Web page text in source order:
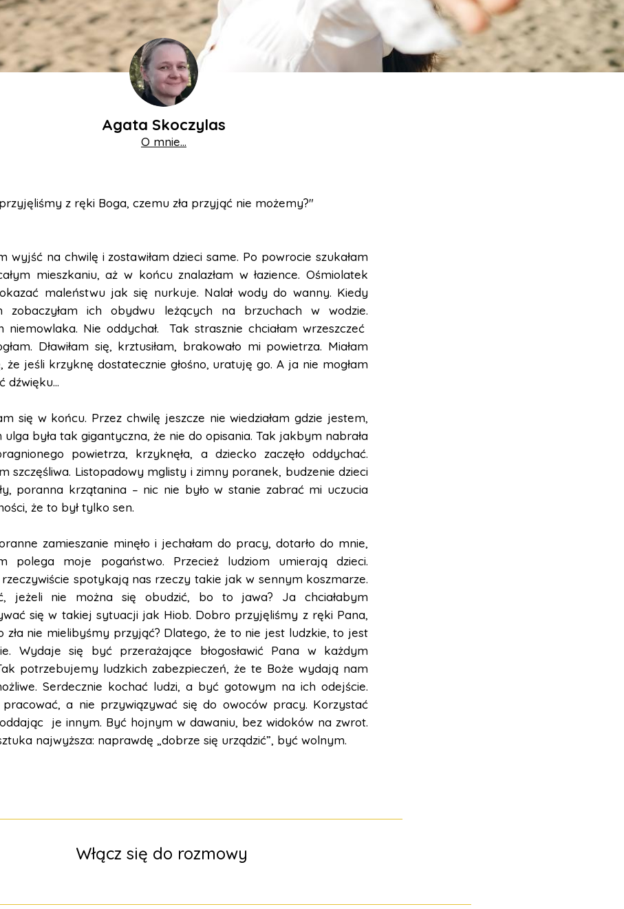
Agata Skoczylas
O mnie...
z ręki Boga, czemu zła przyjąć nie możemy?"
wyjść na chwilę i zostawiłam dzieci same. Po powrocie szukałam
mieszkaniu, aż w końcu znalazłam w łazience. Ośmiolatek
maleństwu jak się nurkuje. Nalał wody do wanny. Kiedy
zobaczyłam ich obydwu leżących na brzuchach w wodzie.
niemowlaka. Nie oddychał. Tak strasznie chciałam wrzeszczeć
Dławiłam się, krztusiłam, brakowało mi powietrza. Miałam
że jeśli krzyknę dostatecznie głośno, uratuję go. A ja nie mogłam
dźwięku…
się w końcu. Przez chwilę jeszcze nie wiedziałam gdzie jestem,
była tak gigantyczna, że nie do opisania. Tak jakbym nabrała
powietrza, krzyknęła, a dziecko zaczęło oddychać.
szczęśliwa. Listopadowy mglisty i zimny poranek, budzenie dzieci
poranna krzątanina – nic nie było w stanie zabrać mi uczucia
że to był tylko sen.
zamieszanie minęło i jechałam do pracy, dotarło do mnie,
polega moje pogaństwo. Przecież ludziom umierają dzieci.
rzeczywiście spotykają nas rzeczy takie jak w sennym koszmarze.
jeżeli nie można się obudzić, bo to jawa? Ja chciałabym
się w takiej sytuacji jak Hiob. Dobro przyjęliśmy z ręki Pana,
zła nie mielibyśmy przyjąć? Dlatego, że to nie jest ludzkie, to jest
Wydaje się być przerażające błogosławić Pana w każdym
potrzebujemy ludzkich zabezpieczeń, że te Boże wydają nam
Serdecznie kochać ludzi, a być gotowym na ich odejście.
pracować, a nie przywiązywać się do owoców pracy. Korzystać
je innym. Być hojnym w dawaniu, bez widoków na zwrot.
najwyższa: naprawdę „dobrze się urządzić”, być wolnym.
Włącz się do rozmowy